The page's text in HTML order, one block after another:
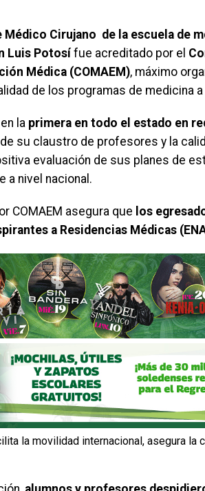
Cirujano de la escuela de
Luis Potosífue acreditado por el
Médica (COMAEM), máximo
de los programas de medicina
la primera en todo el estado en
su claustro de profesores y la
evaluación de sus planes de
a nivel nacional.
COMAEM asegura que los
a Residencias Médicas
la movilidad internacional, asegura la